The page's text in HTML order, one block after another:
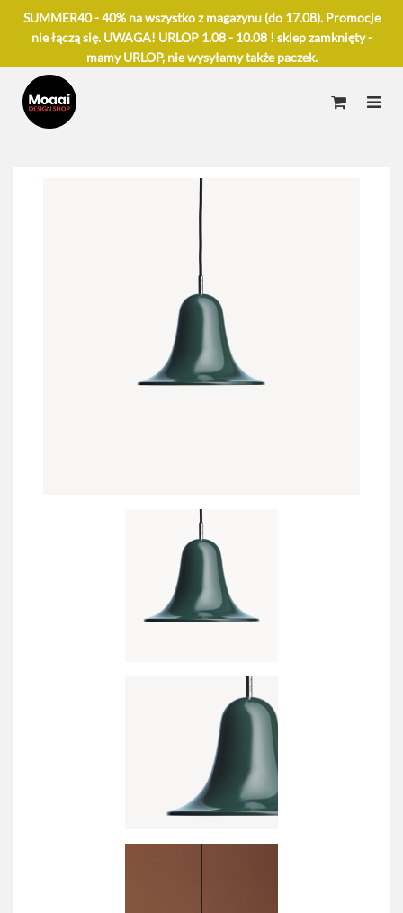
SUMMER40 - 40% na wszystko z magazynu (do 17.08). Promocje
nie łączą się. UWAGA! URLOP 1.08 - 10.08 ! sklep zamknięty -
mamy URLOP, nie wysyłamy także paczek.